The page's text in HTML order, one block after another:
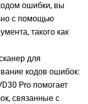
ошибки, вы
с помощью
такого как
для
кодов ошибок:
Pro помогает
связанные с